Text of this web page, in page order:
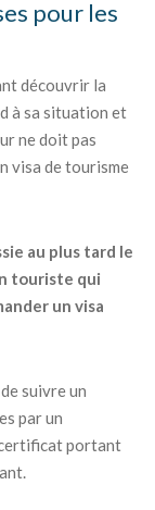
pour les
découvrir la
à sa situation et
ne doit pas
visa de tourisme
au plus tard le
touriste qui
un visa
suivre un
par un
portant